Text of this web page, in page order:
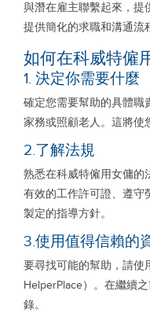
與潛在雇主聯繫起來，提
提供簡化的求職和溝通流
如何在科威特僱
1. 決定你需要什麼
確定您需要幫助的具體職
家務或照顧老人。這將使
2.了解法規
熟悉在科威特僱用女傭的
有效的工作許可證、遵守
製定的指導方針。
3.使用值得信賴的
要尋找可能的幫助，請使
HelperPlace）。在繼續
錄。